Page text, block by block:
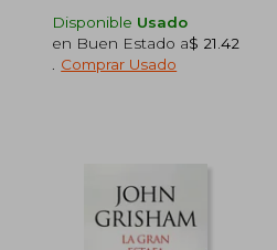
45%
dcto.
Disponible Usado
en Buen Estado a$ 21.42
Comprar Usado